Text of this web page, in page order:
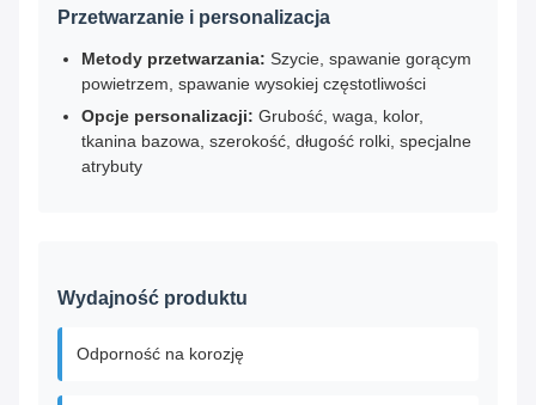
Przetwarzanie i personalizacja
Metody przetwarzania: Szycie, spawanie gorącym
powietrzem, spawanie wysokiej częstotliwości
Opcje personalizacji: Grubość, waga, kolor,
tkanina bazowa, szerokość, długość rolki, specjalne
atrybuty
Wydajność produktu
Odporność na korozję